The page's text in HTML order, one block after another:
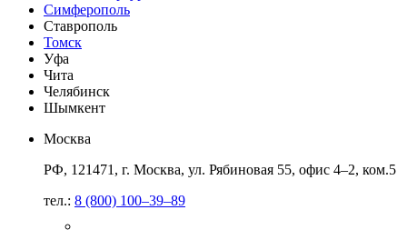
Симферополь
Ставрополь
Томск
Уфа
Чита
Челябинск
Шымкент
Москва
РФ, 121471, г. Москва, ул. Рябиновая 55, офис 4–2, ком.5
тел.: 8 (800) 100–39–89